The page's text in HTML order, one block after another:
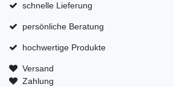
schnelle Lieferung
persönliche Beratung
hochwertige Produkte
Versand
Zahlung